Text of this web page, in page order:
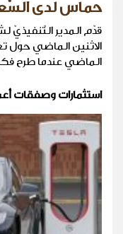
حماس لدى
الاثنين الماضي حول
الماضي عندما طرح
استثمارات وصفقات